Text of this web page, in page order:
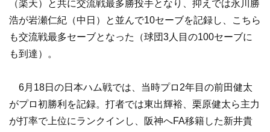
（楽天）と共に交流戦最多勝投手となり、抑えでは永川勝
浩が岩瀬仁紀（中日）と並んで10セーブを記録し、こちら
も交流戦最多セーブとなった（球団3人目の100セーブに
も到達）。
6月18日の日本ハム戦では、当時プロ2年目の前田健太
がプロ初勝利を記録。打者では東出輝裕、栗原健太ら主力
が打率で上位にランクインし、阪神へFA移籍した新井貴